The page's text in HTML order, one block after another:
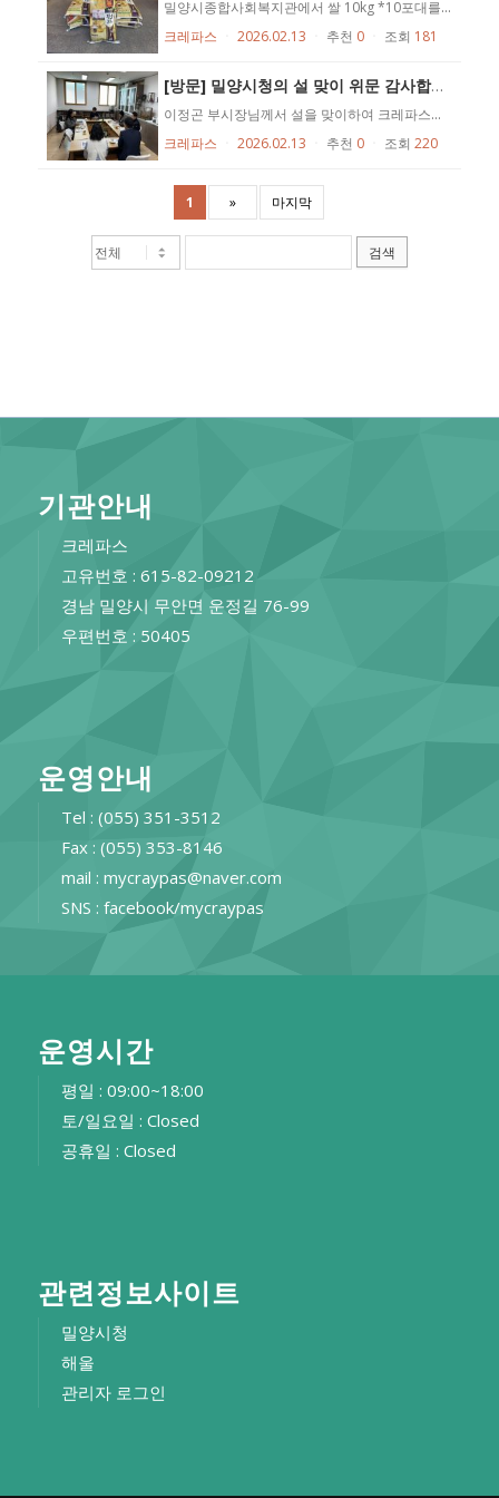
밀양시종합사회복지관에서 쌀 10kg *10포대를 후원해주셨습니다 ♥ 입주인들과 즐거운 설 명절을 보낼 수 있을 듯 합니다 크레파스를 향한 사랑에 감사합니다.♥ (*후원일자 : 2026년 2월 13일)
크레파스
2026.02.13 추천 0 조회 181
[방문] 밀양시청의 설 맞이 위문 감사합니다♥
이정곤 부시장님께서 설을 맞이하여 크레파스에 위문 방문해주셨습니다~ 앞으로도 많은 관심 부탁드립니다 ♥ (방문일자 : 2026. 02. 13.)
크레파스
2026.02.13 추천 0 조회 220
1 » 마지막
검색
기관안내
크레파스
고유번호 : 615-82-09212
경남 밀양시 무안면 운정길 76-99
우편번호 : 50405
운영안내
Tel : (055) 351-3512
Fax : (055) 353-8146
mail : mycraypas@naver.com
SNS : facebook/mycraypas
운영시간
평일 : 09:00~18:00
토/일요일 : Closed
공휴일 : Closed
관련정보사이트
밀양시청
해울
관리자 로그인